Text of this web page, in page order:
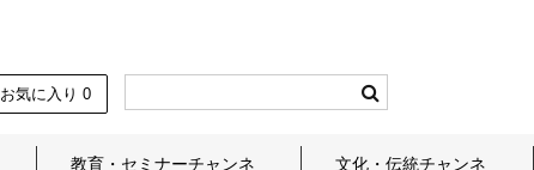
お気に入り 0
教育・セミナーチャンネ
文化・伝統チャンネ